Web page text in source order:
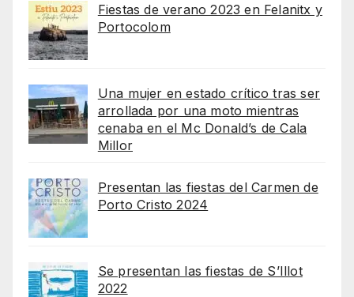
Fiestas de verano 2023 en Felanitx y
Portocolom
Una mujer en estado crítico tras ser
arrollada por una moto mientras
cenaba en el Mc Donald’s de Cala
Millor
Presentan las fiestas del Carmen de
Porto Cristo 2024
Se presentan las fiestas de S’Illot
2022